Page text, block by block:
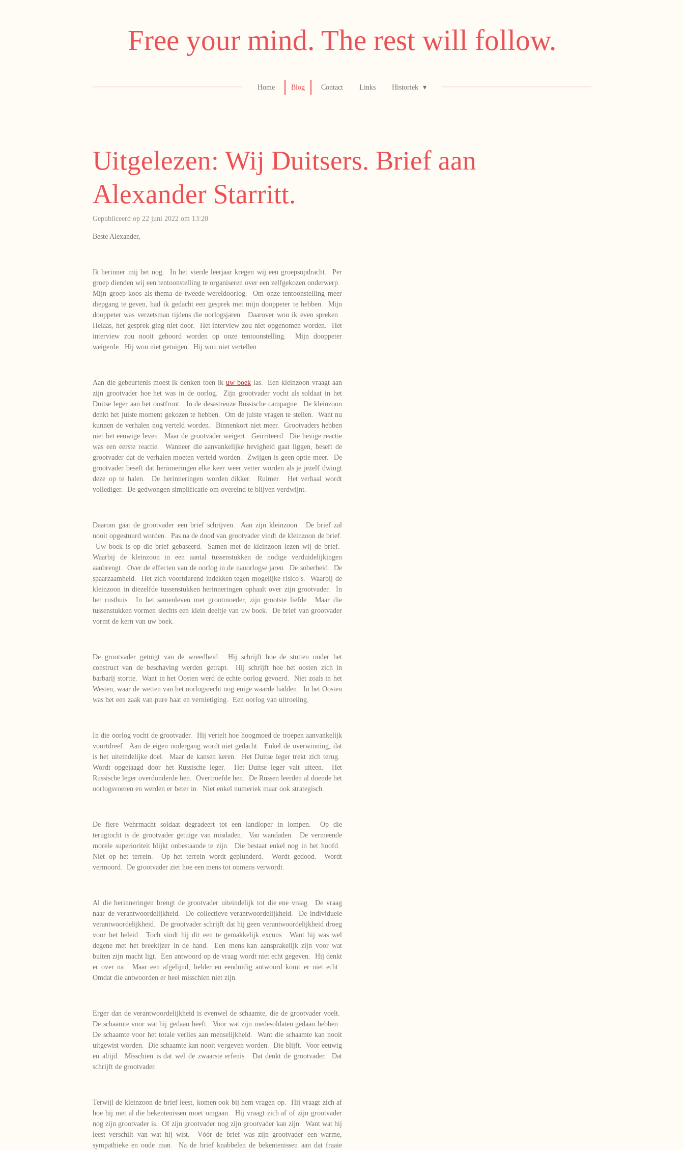
Free your mind. The rest will follow.
Home Blog Contact Links Historiek
Uitgelezen: Wij Duitsers. Brief aan
Alexander Starritt.
Gepubliceerd op 22 juni 2022 om 13:20
Beste Alexander,
Ik herinner mij het nog. In het vierde leerjaar kregen wij een groepsopdracht. Per
groep dienden wij een tentoonstelling te organiseren over een zelfgekozen onderwerp.
Mijn groep koos als thema de tweede wereldoorlog. Om onze tentoonstelling meer
diepgang te geven, had ik gedacht een gesprek met mijn dooppeter te hebben. Mijn
dooppeter was verzetsman tijdens die oorlogsjaren. Daarover wou ik even spreken.
Helaas, het gesprek ging niet door. Het interview zou niet opgenomen worden. Het
interview zou nooit gehoord worden op onze tentoonstelling. Mijn dooppeter
weigerde. Hij wou niet getuigen. Hij wou niet vertellen.
Aan die gebeurtenis moest ik denken toen ik uw boeklas. Een kleinzoon vraagt aan
zijn grootvader hoe het was in de oorlog. Zijn grootvader vocht als soldaat in het
Duitse leger aan het oostfront. In de desastreuze Russische campagne. De kleinzoon
denkt het juiste moment gekozen te hebben. Om de juiste vragen te stellen. Want nu
kunnen de verhalen nog verteld worden. Binnenkort niet meer. Grootvaders hebben
niet het eeuwige leven. Maar de grootvader weigert. Geïrriteerd. Die hevige reactie
was een eerste reactie. Wanneer die aanvankelijke hevigheid gaat liggen, beseft de
grootvader dat de verhalen moeten verteld worden. Zwijgen is geen optie meer. De
grootvader beseft dat herinneringen elke keer weer vetter worden als je jezelf dwingt
deze op te halen. De herinneringen worden dikker. Ruimer. Het verhaal wordt
vollediger. De gedwongen simplificatie om overeind te blijven verdwijnt.
Daarom gaat de grootvader een brief schrijven. Aan zijn kleinzoon. De brief zal
nooit opgestuurd worden. Pas na de dood van grootvader vindt de kleinzoon de brief.
Uw boek is op die brief gebaseerd. Samen met de kleinzoon lezen wij de brief.
Waarbij de kleinzoon in een aantal tussenstukken de nodige verduidelijkingen
aanbrengt. Over de effecten van de oorlog in de naoorlogse jaren. De soberheid. De
spaarzaamheid. Het zich voortdurend indekken tegen mogelijke risico’s. Waarbij de
kleinzoon in diezelfde tussenstukken herinneringen ophaalt over zijn grootvader. In
het rusthuis. In het samenleven met grootmoeder, zijn grootste liefde. Maar die
tussenstukken vormen slechts een klein deeltje van uw boek. De brief van grootvader
vormt de kern van uw boek.
De grootvader getuigt van de wreedheid. Hij schrijft hoe de stutten onder het
construct van de beschaving werden getrapt. Hij schrijft hoe het oosten zich in
barbarij stortte. Want in het Oosten werd de echte oorlog gevoerd. Niet zoals in het
Westen, waar de wetten van het oorlogsrecht nog enige waarde hadden. In het Oosten
was het een zaak van pure haat en vernietiging. Een oorlog van uitroeiing.
In die oorlog vocht de grootvader. Hij vertelt hoe hoogmoed de troepen aanvankelijk
voortdreef. Aan de eigen ondergang wordt niet gedacht. Enkel de overwinning, dat
is het uiteindelijke doel. Maar de kansen keren. Het Duitse leger trekt zich terug.
Wordt opgejaagd door het Russische leger. Het Duitse leger valt uiteen. Het
Russische leger overdonderde hen. Overtroefde hen. De Russen leerden al doende het
oorlogsvoeren en werden er beter in. Niet enkel numeriek maar ook strategisch.
De fiere Wehrmacht soldaat degradeert tot een landloper in lompen. Op die
terugtocht is de grootvader getuige van misdaden. Van wandaden. De vermeende
morele superioriteit blijkt onbestaande te zijn. Die bestaat enkel nog in het hoofd.
Niet op het terrein. Op het terrein wordt geplunderd. Wordt gedood. Wordt
vermoord. De grootvader ziet hoe een mens tot onmens verwordt.
Al die herinneringen brengt de grootvader uiteindelijk tot die ene vraag. De vraag
naar de verantwoordelijkheid. De collectieve verantwoordelijkheid. De individuele
verantwoordelijkheid. De grootvader schrijft dat hij geen verantwoordelijkheid droeg
voor het beleid. Toch vindt hij dit een te gemakkelijk excuus. Want hij was wel
degene met het breekijzer in de hand. Een mens kan aansprakelijk zijn voor wat
buiten zijn macht ligt. Een antwoord op de vraag wordt niet echt gegeven. Hij denkt
er over na. Maar een afgelijnd, helder en eenduidig antwoord komt er niet echt.
Omdat die antwoorden er heel misschien niet zijn.
Erger dan de verantwoordelijkheid is evenwel de schaamte, die de grootvader voelt.
De schaamte voor wat hij gedaan heeft. Voor wat zijn medesoldaten gedaan hebben.
De schaamte voor het totale verlies aan menselijkheid. Want die schaamte kan nooit
uitgewist worden. Die schaamte kan nooit vergeven worden. Die blijft. Voor eeuwig
en altijd. Misschien is dat wel de zwaarste erfenis. Dat denkt de grootvader. Dat
schrijft de grootvader.
Terwijl de kleinzoon de brief leest, komen ook bij hem vragen op. Hij vraagt zich af
hoe hij met al die bekentenissen moet omgaan. Hij vraagt zich af of zijn grootvader
nog zijn grootvader is. Of zijn grootvader nog zijn grootvader kan zijn. Want wat hij
leest verschilt van wat hij wist. Vóór de brief was zijn grootvader een warme,
sympathieke en oude man. Na de brief knabbelen de bekentenissen aan dat fraaie